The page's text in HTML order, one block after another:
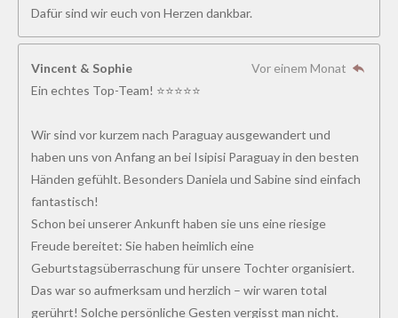
Dafür sind wir euch von Herzen dankbar.
Vincent & Sophie
Vor einem Monat
Ein echtes Top-Team! ⭐⭐⭐⭐⭐
Wir sind vor kurzem nach Paraguay ausgewandert und
haben uns von Anfang an bei Isipisi Paraguay in den besten
Händen gefühlt. Besonders Daniela und Sabine sind einfach
fantastisch!
Schon bei unserer Ankunft haben sie uns eine riesige
Freude bereitet: Sie haben heimlich eine
Geburtstagsüberraschung für unsere Tochter organisiert.
Das war so aufmerksam und herzlich – wir waren total
gerührt! Solche persönliche Gesten vergisst man nicht.